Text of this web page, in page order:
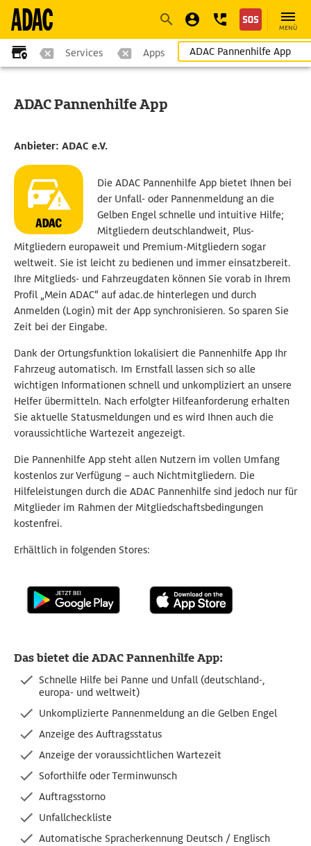
NavigationSuche
MENÜ
Services Apps ADAC Pannenhilfe App
ADAC Pannenhilfe App
Anbieter: ADAC e.V.
Die ADAC Pannenhilfe App bietet Ihnen bei
der Unfall- oder Pannenmeldung an die
Gelben Engel schnelle und intuitive Hilfe;
Mitgliedern deutschlandweit, Plus-
Mitgliedern europaweit und Premium-Mitgliedern sogar
weltweit. Sie ist leicht zu bedienen und immer einsatzbereit.
Ihre Mitglieds- und Fahrzeugdaten können Sie vorab in Ihrem
Profil „Mein ADAC“ auf adac.de hinterlegen und durch
Anmelden (Login) mit der App synchronisieren. So sparen Sie
Zeit bei der Eingabe.
Dank der Ortungsfunktion lokalisiert die Pannenhilfe App Ihr
Fahrzeug automatisch. Im Ernstfall lassen sich so alle
wichtigen Informationen schnell und unkompliziert an unsere
Helfer übermitteln. Nach erfolgter Hilfeanforderung erhalten
Sie aktuelle Statusmeldungen und es wird Ihnen auch die
voraussichtliche Wartezeit angezeigt.
Die Pannenhilfe App steht allen Nutzern im vollen Umfang
kostenlos zur Verfügung – auch Nichtmitgliedern. Die
Hilfeleistungen durch die ADAC Pannenhilfe sind jedoch nur für
Mitglieder im Rahmen der Mitgliedschaftsbedingungen
kostenfrei.
Erhältlich in folgenden Stores:
Das bietet die ADAC Pannenhilfe App:
Schnelle Hilfe bei Panne und Unfall (deutschland-,
europa- und weltweit)
Unkomplizierte Pannenmeldung an die Gelben Engel
Anzeige des Auftragsstatus
Anzeige der voraussichtlichen Wartezeit
Soforthilfe oder Terminwunsch
Auftragsstorno
Unfallcheckliste
Automatische Spracherkennung Deutsch / Englisch